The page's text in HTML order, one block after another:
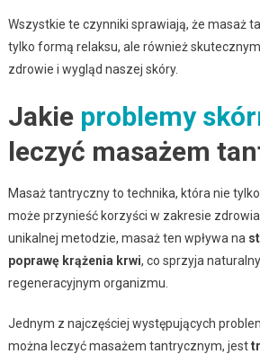
Wszystkie te czynniki sprawiają, że masaż
tylko formą relaksu, ale również
zdrowie i wygląd naszej skóry.
Jakie problemy
leczyć masażem
Masaż tantryczny to technika, która nie
może przynieść korzyści w zakresie zdrowia
unikalnej metodzie, masaż ten wpływa na
poprawę krążenia krwi, co sprzyja
regeneracyjnym organizmu.
Jednym z najczęściej występujących
można leczyć masażem tantrycznym, jest